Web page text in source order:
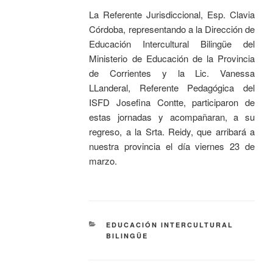
La Referente Jurisdiccional, Esp. Clavia
Córdoba, representando a la Dirección de
Educación Intercultural Bilingüe del
Ministerio de Educación de la Provincia
de Corrientes y la Lic. Vanessa
LLanderal, Referente Pedagógica del
ISFD Josefina Contte, participaron de
estas jornadas y acompañaran, a su
regreso, a la Srta. Reidy, que arribará a
nuestra provincia el día viernes 23 de
marzo.
EDUCACIÓN INTERCULTURAL
BILINGÜE